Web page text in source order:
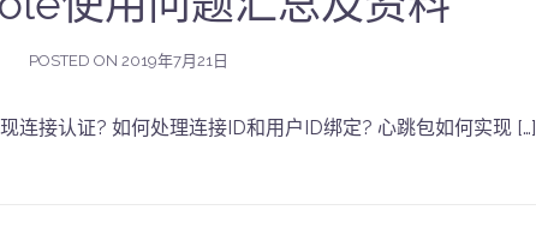
POSTED ON 2019年7月21日
连接认证? 如何处理连接ID和用户ID绑定? 心跳包如何实现 […]